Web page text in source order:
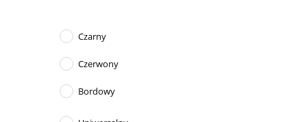
Czarny
Czerwony
Bordowy